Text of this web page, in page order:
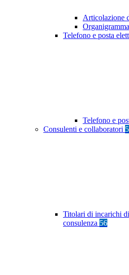
Articolazione
Organigramma
Telefono e posta
Telefono e
Consulenti e collaboratori
Titolari di incarichi
consulenza 56